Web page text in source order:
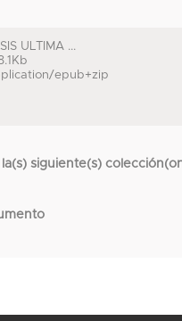
ULTIMA ...
epub+zip
siguiente(s)